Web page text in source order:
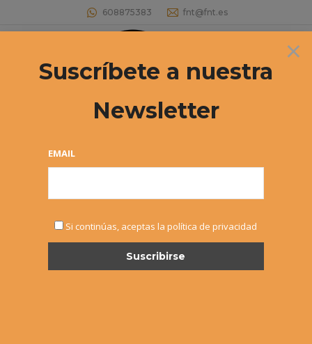
608875383 fnt@fnt.es
Buscar: ×
Suscríbete a nuestra
Newsletter
EMAIL
Si continúas, aceptas la política de privacidad